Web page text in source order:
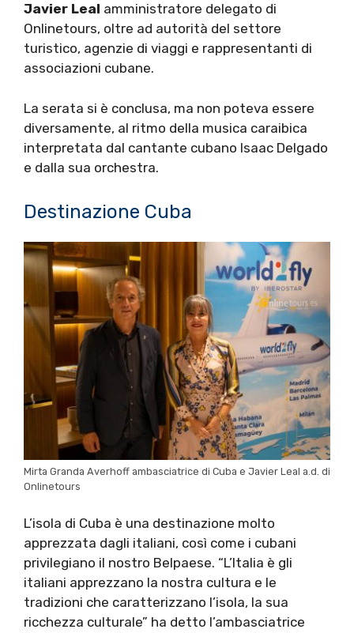
Javier Leal amministratore delegato di
Onlinetours, oltre ad autorità del settore
turistico, agenzie di viaggi e rappresentanti di
associazioni cubane.
La serata si è conclusa, ma non poteva essere
diversamente, al ritmo della musica caraibica
interpretata dal cantante cubano Isaac Delgado
e dalla sua orchestra.
Destinazione Cuba
Mirta Granda Averhoff ambasciatrice di Cuba e Javier Leal a.d. di
Onlinetours
L’isola di Cuba è una destinazione molto
apprezzata dagli italiani, così come i cubani
privilegiano il nostro Belpaese. “L’Italia è gli
italiani apprezzano la nostra cultura e le
tradizioni che caratterizzano l’isola, la sua
ricchezza culturale” ha detto l’ambasciatrice